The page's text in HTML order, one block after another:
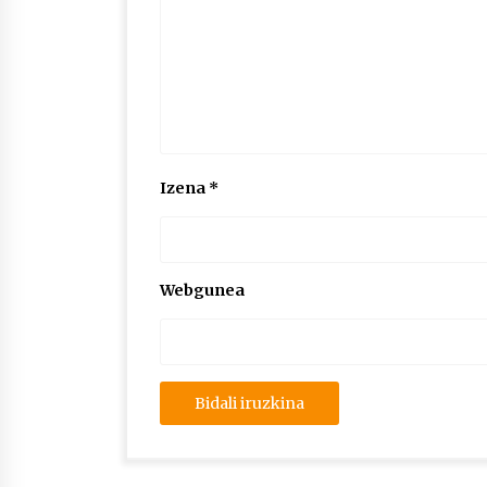
Izena *
Webgunea